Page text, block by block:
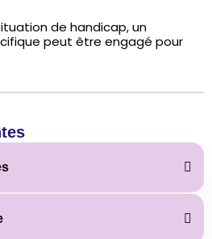
de handicap, un
peut être engagé pour